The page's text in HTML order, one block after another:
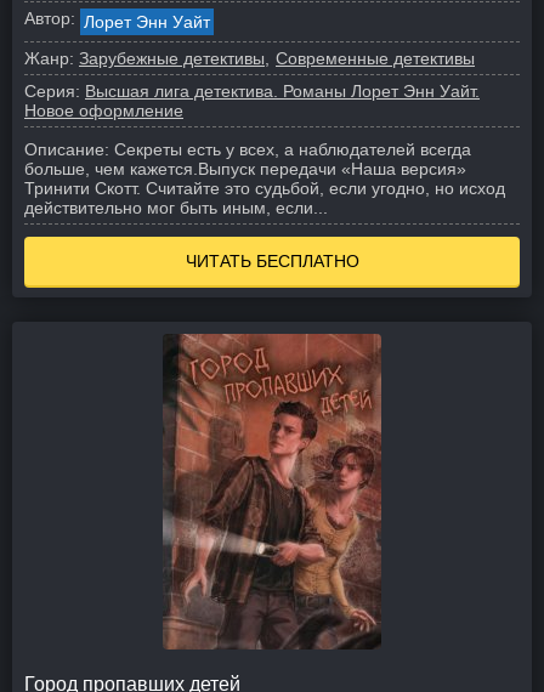
Автор: Лорет Энн Уайт
Жанр: Зарубежные детективы
Современные детективы
Серия: Высшая лига детектива. Романы Лорет Энн Уайт.
Новое оформление
Описание: Секреты есть у всех, а наблюдателей всегда
больше, чем кажется. Выпуск передачи «Наша версия»
Тринити Скотт. Считайте это судьбой, если угодно, но исход
действительно мог быть иным, если...
ЧИТАТЬ БЕСПЛАТНО
Город пропавших детей